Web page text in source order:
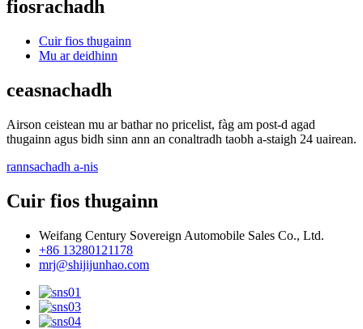
fiosrachadh
Cuir fios thugainn
Mu ar deidhinn
ceasnachadh
Airson ceistean mu ar bathar no pricelist, fàg am post-d agad
thugainn agus bidh sinn ann an conaltradh taobh a-staigh 24 uairean.
rannsachadh a-nis
Cuir fios thugainn
Weifang Century Sovereign Automobile Sales Co., Ltd.
+86 13280121178
mrj@shijijunhao.com